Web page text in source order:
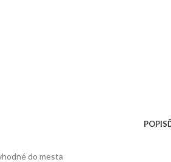
POPIS
do mesta